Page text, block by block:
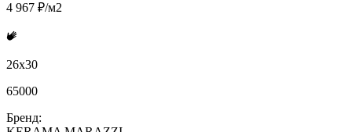
4 967 ₽/м2
26x30
65000
Бренд: